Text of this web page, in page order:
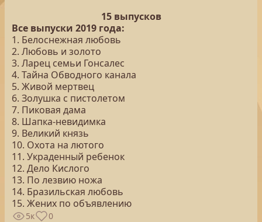
15 выпусков
Все выпуски 2019 года:
1. Белоснежная любовь
2. Любовь и золото
3. Ларец семьи Гонсалес
4. Тайна Обводного канала
5. Живой мертвец
6. Золушка с пистолетом
7. Пиковая дама
8. Шапка-невидимка
9. Великий князь
10. Охота на лютого
11. Украденный ребенок
12. Дело Кислого
13. По лезвию ножа
14. Бразильская любовь
15. Жених по объявлению
5к 0